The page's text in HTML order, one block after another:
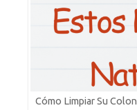
Cómo Limpiar Su